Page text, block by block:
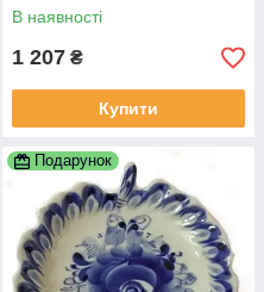
В наявності
1 207 ₴
Купити
Подарунок